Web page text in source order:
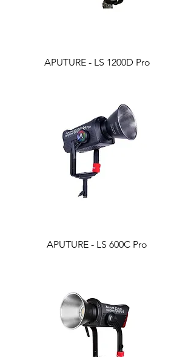
APUTURE - LS 1200D Pro
APUTURE - LS 600C Pro